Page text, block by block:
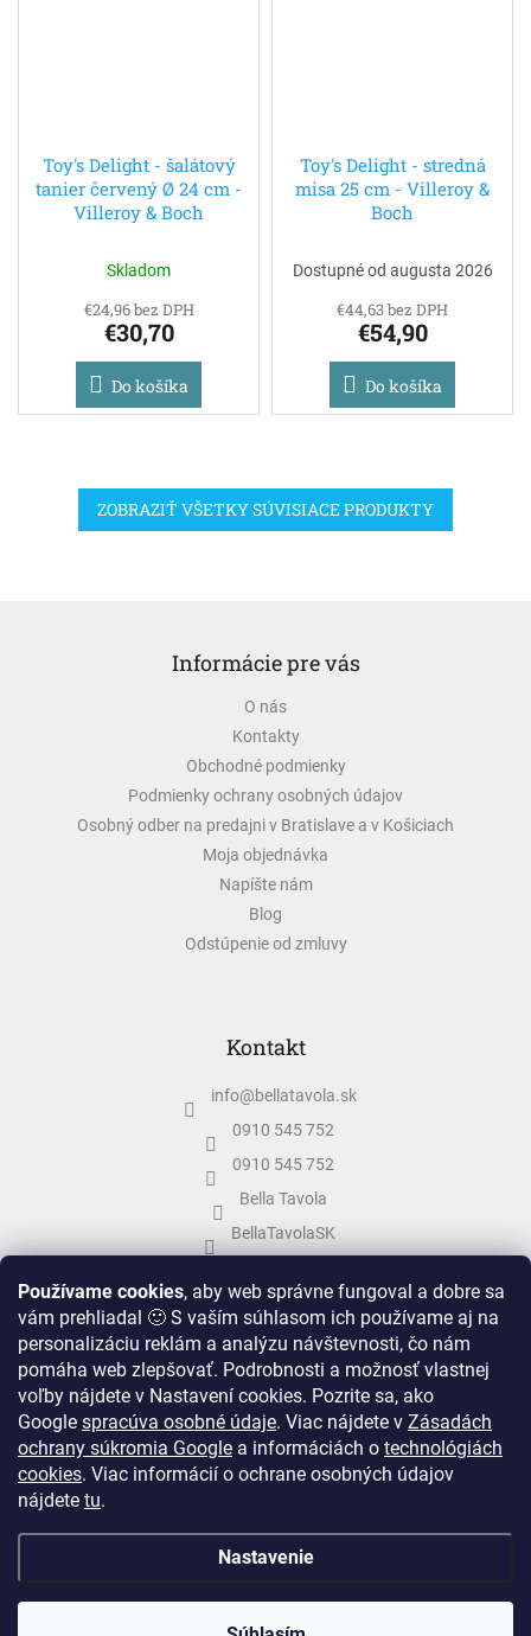
Používame cookies, aby web správne fungoval a dobre sa
vám prehliadal 🙂 S vaším súhlasom ich používame aj na
personalizáciu reklám a analýzu návštevnosti, čo nám
pomáha web zlepšovať. Podrobnosti a možnosť vlastnej
voľby nájdete v Nastavení cookies. Pozrite sa, ako
Google spracúva osobné údaje. Viac nájdete v Zásadách
ochrany súkromia Google a informáciách o technológiách
cookies. Viac informácií o ochrane osobných údajov
nájdete tu.
Nastavenie
Toy's Delight - šalátový
tanier červený Ø 24 cm -
Villeroy & Boch
Skladom
€24,96 bez DPH
€30,70
Do košíka
Toy's Delight - stredná
misa 25 cm - Villeroy &
Boch
Dostupné od augusta 2026
€44,63 bez DPH
€54,90
Do košíka
ZOBRAZIŤ VŠETKY SÚVISIACE PRODUKTY
Informácie pre vás
O nás
Kontakty
Obchodné podmienky
Podmienky ochrany osobných údajov
Osobný odber na predajni v Bratislave a v Košiciach
Moja objednávka
Napíšte nám
Blog
Odstúpenie od zmluvy
Kontakt
info@bellatavola.sk
0910 545 752
0910 545 752
Bella Tavola
BellaTavolaSK
Vytvoril Shoptet &